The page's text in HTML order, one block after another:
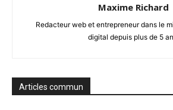
Maxime Richard
Redacteur web et entrepreneur dans le
digital depuis plus de 5
Articles commun